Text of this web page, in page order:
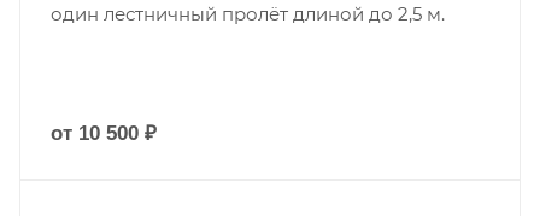
один лестничный пролёт длиной до 2,5 м.
от 10 500 ₽